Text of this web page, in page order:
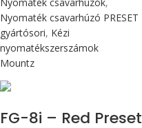
Nyomaték csavarhúzó PRESET
gyártósori, Kézi
nyomatékszerszámok
Mountz
FG-8i – Red Preset